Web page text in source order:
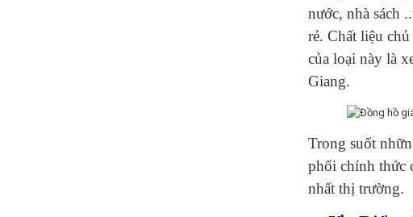
nước, nhà sách
rẻ. Chất liệu
của loại này là
Giang.
Trong suốt
phối chính thức
nhất thị trường.